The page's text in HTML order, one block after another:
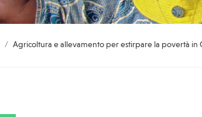
Agricoltura e allevamento per estirpare la povertà in